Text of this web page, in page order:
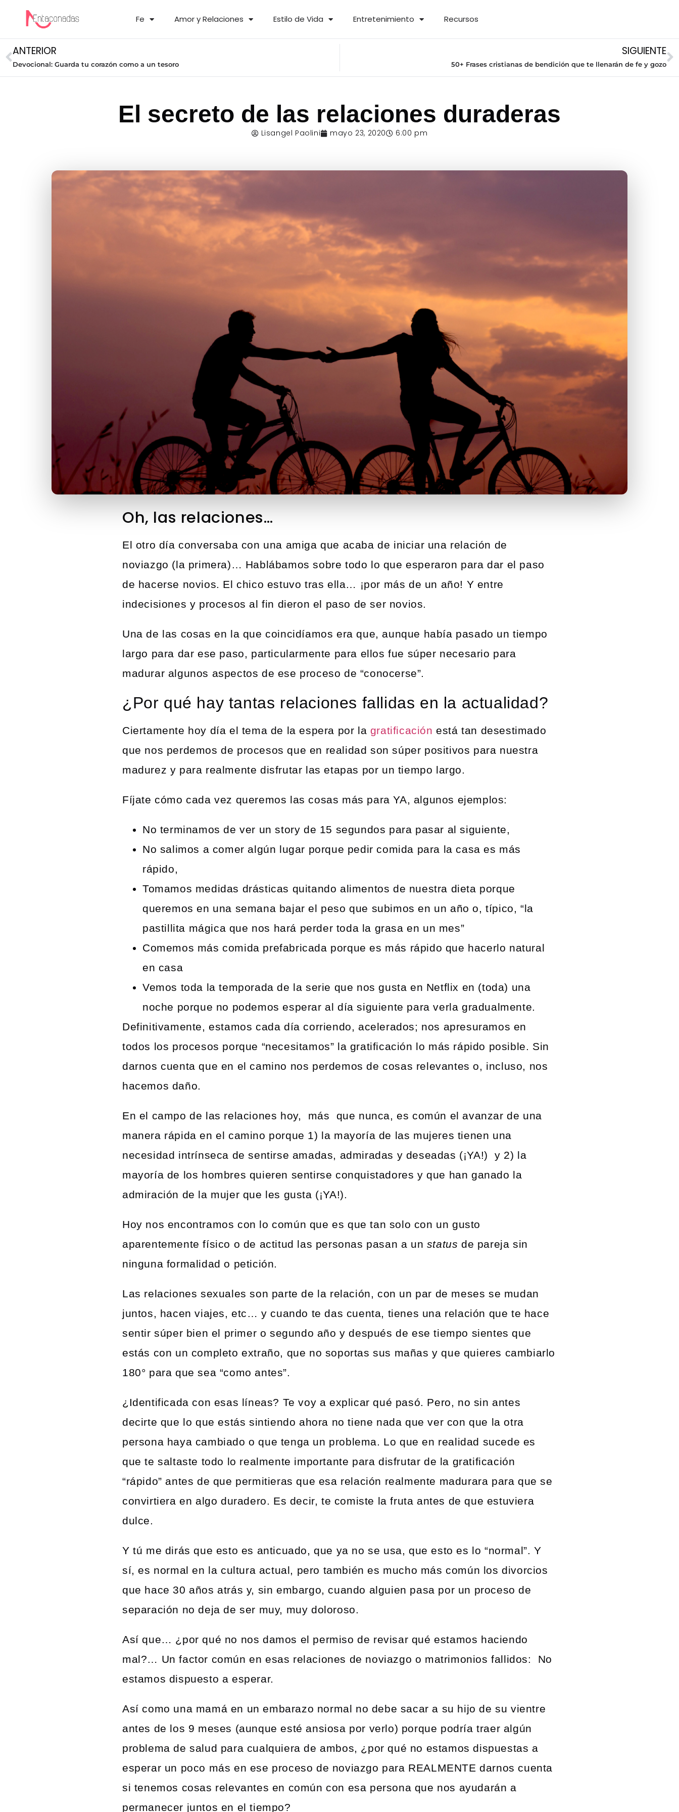
Fe Amor y Relaciones Estilo de Vida Entretenimiento Recursos
ANTERIOR
Devocional: Guarda tu corazón como a un tesoro
SIGUIENTE
50+ Frases cristianas de bendición que te llenarán de fe y gozo
El secreto de las relaciones duraderas
Lisangel Paolini mayo 23, 2020 6:00 pm
Oh, las relaciones…
El otro día conversaba con una amiga que acaba de iniciar una relación de
noviazgo (la primera)… Hablábamos sobre todo lo que esperaron para dar el paso
de hacerse novios. El chico estuvo tras ella… ¡por más de un año! Y entre
indecisiones y procesos al fin dieron el paso de ser novios.
Una de las cosas en la que coincidíamos era que, aunque había pasado un tiempo
largo para dar ese paso, particularmente para ellos fue súper necesario para
madurar algunos aspectos de ese proceso de “conocerse”.
¿Por qué hay tantas relaciones fallidas en la actualidad?
Ciertamente hoy día el tema de la espera por la gratificación está tan desestimado
que nos perdemos de procesos que en realidad son súper positivos para nuestra
madurez y para realmente disfrutar las etapas por un tiempo largo.
Fíjate cómo cada vez queremos las cosas más para YA, algunos ejemplos:
No terminamos de ver un story de 15 segundos para pasar al siguiente,
No salimos a comer algún lugar porque pedir comida para la casa es más
rápido,
Tomamos medidas drásticas quitando alimentos de nuestra dieta porque
queremos en una semana bajar el peso que subimos en un año o, típico, “la
pastillita mágica que nos hará perder toda la grasa en un mes”
Comemos más comida prefabricada porque es más rápido que hacerlo natural
en casa
Vemos toda la temporada de la serie que nos gusta en Netflix en (toda) una
noche porque no podemos esperar al día siguiente para verla gradualmente.
Definitivamente, estamos cada día corriendo, acelerados; nos apresuramos en
todos los procesos porque “necesitamos” la gratificación lo más rápido posible. Sin
darnos cuenta que en el camino nos perdemos de cosas relevantes o, incluso, nos
hacemos daño.
En el campo de las relaciones hoy, más que nunca, es común el avanzar de una
manera rápida en el camino porque 1) la mayoría de las mujeres tienen una
necesidad intrínseca de sentirse amadas, admiradas y deseadas (¡YA!) y 2) la
mayoría de los hombres quieren sentirse conquistadores y que han ganado la
admiración de la mujer que les gusta (¡YA!).
Hoy nos encontramos con lo común que es que tan solo con un gusto
aparentemente físico o de actitud las personas pasan a un status de pareja sin
ninguna formalidad o petición.
Las relaciones sexuales son parte de la relación, con un par de meses se mudan
juntos, hacen viajes, etc… y cuando te das cuenta, tienes una relación que te hace
sentir súper bien el primer o segundo año y después de ese tiempo sientes que
estás con un completo extraño, que no soportas sus mañas y que quieres cambiarlo
180° para que sea “como antes”.
¿Identificada con esas líneas? Te voy a explicar qué pasó. Pero, no sin antes
decirte que lo que estás sintiendo ahora no tiene nada que ver con que la otra
persona haya cambiado o que tenga un problema. Lo que en realidad sucede es
que te saltaste todo lo realmente importante para disfrutar de la gratificación
“rápido” antes de que permitieras que esa relación realmente madurara para que se
convirtiera en algo duradero. Es decir, te comiste la fruta antes de que estuviera
dulce.
Y tú me dirás que esto es anticuado, que ya no se usa, que esto es lo “normal”. Y
sí, es normal en la cultura actual, pero también es mucho más común los divorcios
que hace 30 años atrás y, sin embargo, cuando alguien pasa por un proceso de
separación no deja de ser muy, muy doloroso.
Así que… ¿por qué no nos damos el permiso de revisar qué estamos haciendo
mal?… Un factor común en esas relaciones de noviazgo o matrimonios fallidos: No
estamos dispuesto a esperar.
Así como una mamá en un embarazo normal no debe sacar a su hijo de su vientre
antes de los 9 meses (aunque esté ansiosa por verlo) porque podría traer algún
problema de salud para cualquiera de ambos, ¿por qué no estamos dispuestas a
esperar un poco más en ese proceso de noviazgo para REALMENTE darnos cuenta
si tenemos cosas relevantes en común con esa persona que nos ayudarán a
permanecer juntos en el tiempo?